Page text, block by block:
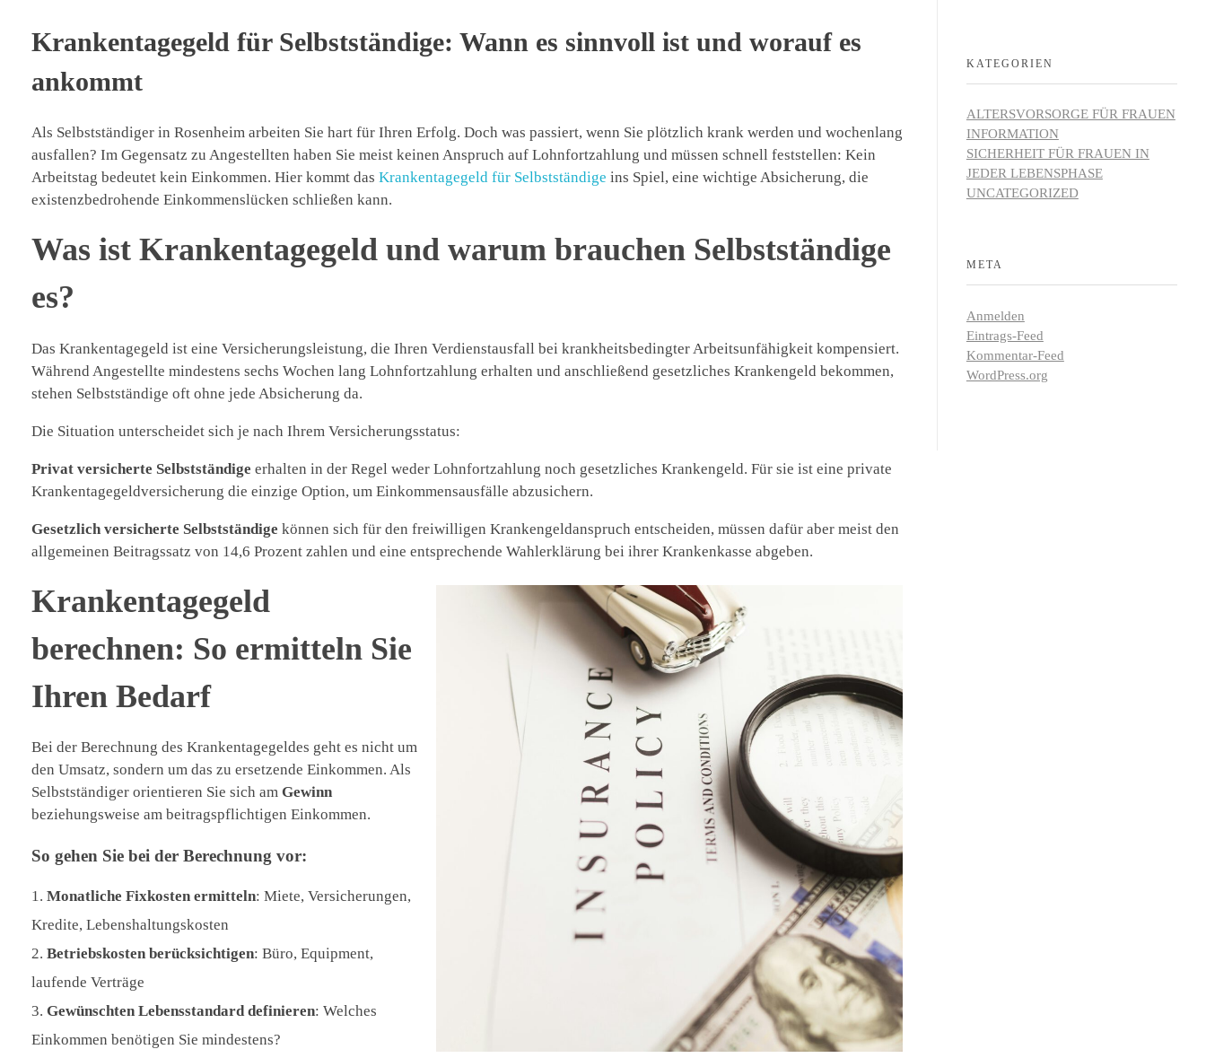
Krankentagegeld für Selbstständige: Wann es sinnvoll ist und worauf es
ankommt
Als Selbstständiger in Rosenheim arbeiten Sie hart für Ihren Erfolg. Doch was passiert, wenn Sie plötzlich krank werden und wochenlang
ausfallen? Im Gegensatz zu Angestellten haben Sie meist keinen Anspruch auf Lohnfortzahlung und müssen schnell feststellen: Kein
Arbeitstag bedeutet kein Einkommen. Hier kommt das Krankentagegeld für Selbstständige ins Spiel, eine wichtige Absicherung, die
existenzbedrohende Einkommenslücken schließen kann.
Was ist Krankentagegeld und warum brauchen Selbstständige
es?
Das Krankentagegeld ist eine Versicherungsleistung, die Ihren Verdienstausfall bei krankheitsbedingter Arbeitsunfähigkeit kompensiert.
Während Angestellte mindestens sechs Wochen lang Lohnfortzahlung erhalten und anschließend gesetzliches Krankengeld bekommen,
stehen Selbstständige oft ohne jede Absicherung da.
Die Situation unterscheidet sich je nach Ihrem Versicherungsstatus:
Privat versicherte Selbstständige erhalten in der Regel weder Lohnfortzahlung noch gesetzliches Krankengeld. Für sie ist eine private
Krankentagegeldversicherung die einzige Option, um Einkommensausfälle abzusichern.
Gesetzlich versicherte Selbstständige können sich für den freiwilligen Krankengeldanspruch entscheiden, müssen dafür aber meist den
allgemeinen Beitragssatz von 14,6 Prozent zahlen und eine entsprechende Wahlerklärung bei ihrer Krankenkasse abgeben.
Krankentagegeld
berechnen: So ermitteln Sie
Ihren Bedarf
Bei der Berechnung des Krankentagegeldes geht es nicht um
den Umsatz, sondern um das zu ersetzende Einkommen. Als
Selbstständiger orientieren Sie sich am Gewinn
beziehungsweise am beitragspflichtigen Einkommen.
So gehen Sie bei der Berechnung vor:
Monatliche Fixkosten ermitteln: Miete, Versicherungen,
Kredite, Lebenshaltungskosten
Betriebskosten berücksichtigen: Büro, Equipment,
laufende Verträge
Gewünschten Lebensstandard definieren: Welches
Einkommen benötigen Sie mindestens?
KATEGORIEN
ALTERSVORSORGE FÜR FRAUEN
INFORMATION
SICHERHEIT FÜR FRAUEN IN
JEDER LEBENSPHASE
UNCATEGORIZED
META
Anmelden
Eintrags-Feed
Kommentar-Feed
WordPress.org